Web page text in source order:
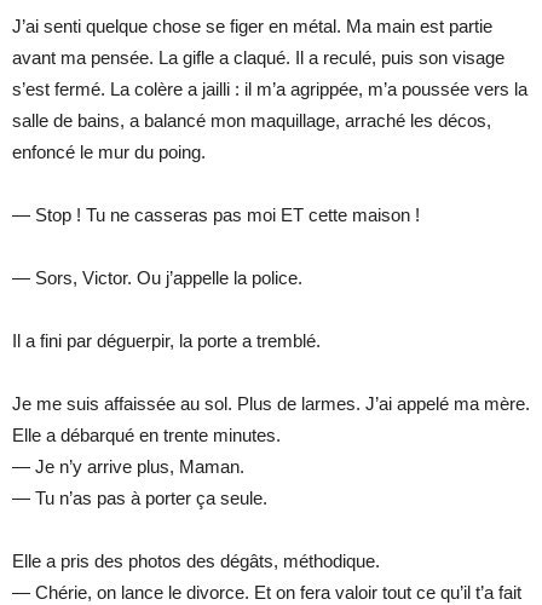
J’ai senti quelque chose se figer en métal. Ma main est partie
avant ma pensée. La gifle a claqué. Il a reculé, puis son visage
s’est fermé. La colère a jailli : il m’a agrippée, m’a poussée vers la
salle de bains, a balancé mon maquillage, arraché les décos,
enfoncé le mur du poing.
— Stop ! Tu ne casseras pas moi ET cette maison !
— Sors, Victor. Ou j’appelle la police.
Il a fini par déguerpir, la porte a tremblé.
Je me suis affaissée au sol. Plus de larmes. J’ai appelé ma mère.
Elle a débarqué en trente minutes.
— Je n’y arrive plus, Maman.
— Tu n’as pas à porter ça seule.
Elle a pris des photos des dégâts, méthodique.
— Chérie, on lance le divorce. Et on fera valoir tout ce qu’il t’a fait